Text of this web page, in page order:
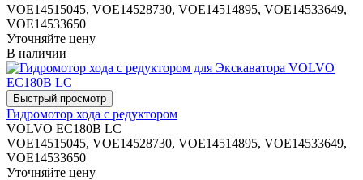
VOE14515045, VOE14528730, VOE14514895, VOE14533649,
VOE14533650
Уточняйте цену
В наличии
Гидромотор хода с редуктором
VOLVO EC180B LC
VOE14515045, VOE14528730, VOE14514895, VOE14533649,
VOE14533650
Уточняйте цену